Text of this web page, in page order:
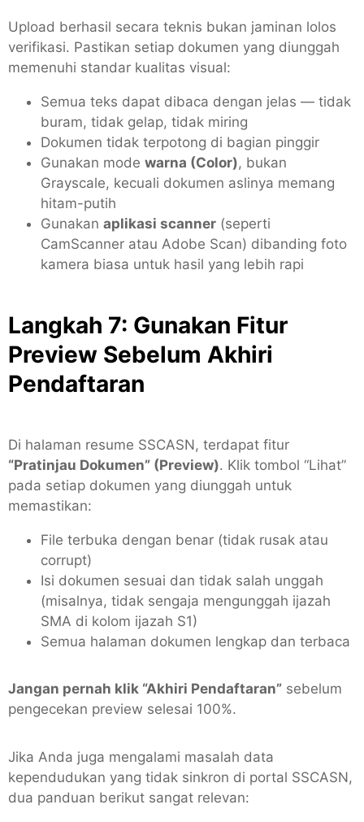
Upload berhasil secara teknis bukan jaminan lolos
verifikasi. Pastikan setiap dokumen yang diunggah
memenuhi standar kualitas visual:
Semua teks dapat dibaca dengan jelas — tidak
buram, tidak gelap, tidak miring
Dokumen tidak terpotong di bagian pinggir
Gunakan mode warna (Color), bukan
Grayscale, kecuali dokumen aslinya memang
hitam-putih
Gunakan aplikasi scanner (seperti
CamScanner atau Adobe Scan) dibanding foto
kamera biasa untuk hasil yang lebih rapi
Langkah 7: Gunakan Fitur
Preview Sebelum Akhiri
Pendaftaran
Di halaman resume SSCASN, terdapat fitur
“Pratinjau Dokumen” (Preview). Klik tombol “Lihat”
pada setiap dokumen yang diunggah untuk
memastikan:
File terbuka dengan benar (tidak rusak atau
corrupt)
Isi dokumen sesuai dan tidak salah unggah
(misalnya, tidak sengaja mengunggah ijazah
SMA di kolom ijazah S1)
Semua halaman dokumen lengkap dan terbaca
Jangan pernah klik “Akhiri Pendaftaran” sebelum
pengecekan preview selesai 100%.
Jika Anda juga mengalami masalah data
kependudukan yang tidak sinkron di portal SSCASN,
dua panduan berikut sangat relevan: